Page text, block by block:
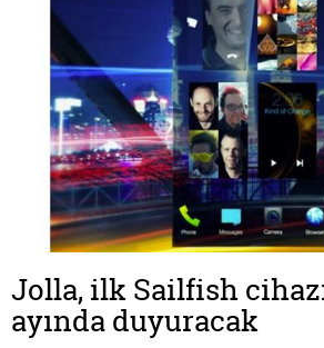
Jolla, ilk Sailfish
ayında duyuracak